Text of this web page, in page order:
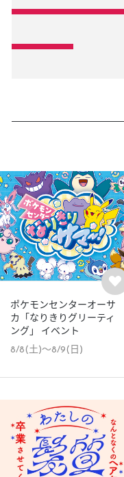
ポケモンセンターオーサ
カ「なりきりグリーティ
ング」 イベント
8/8(土)〜8/9(日)